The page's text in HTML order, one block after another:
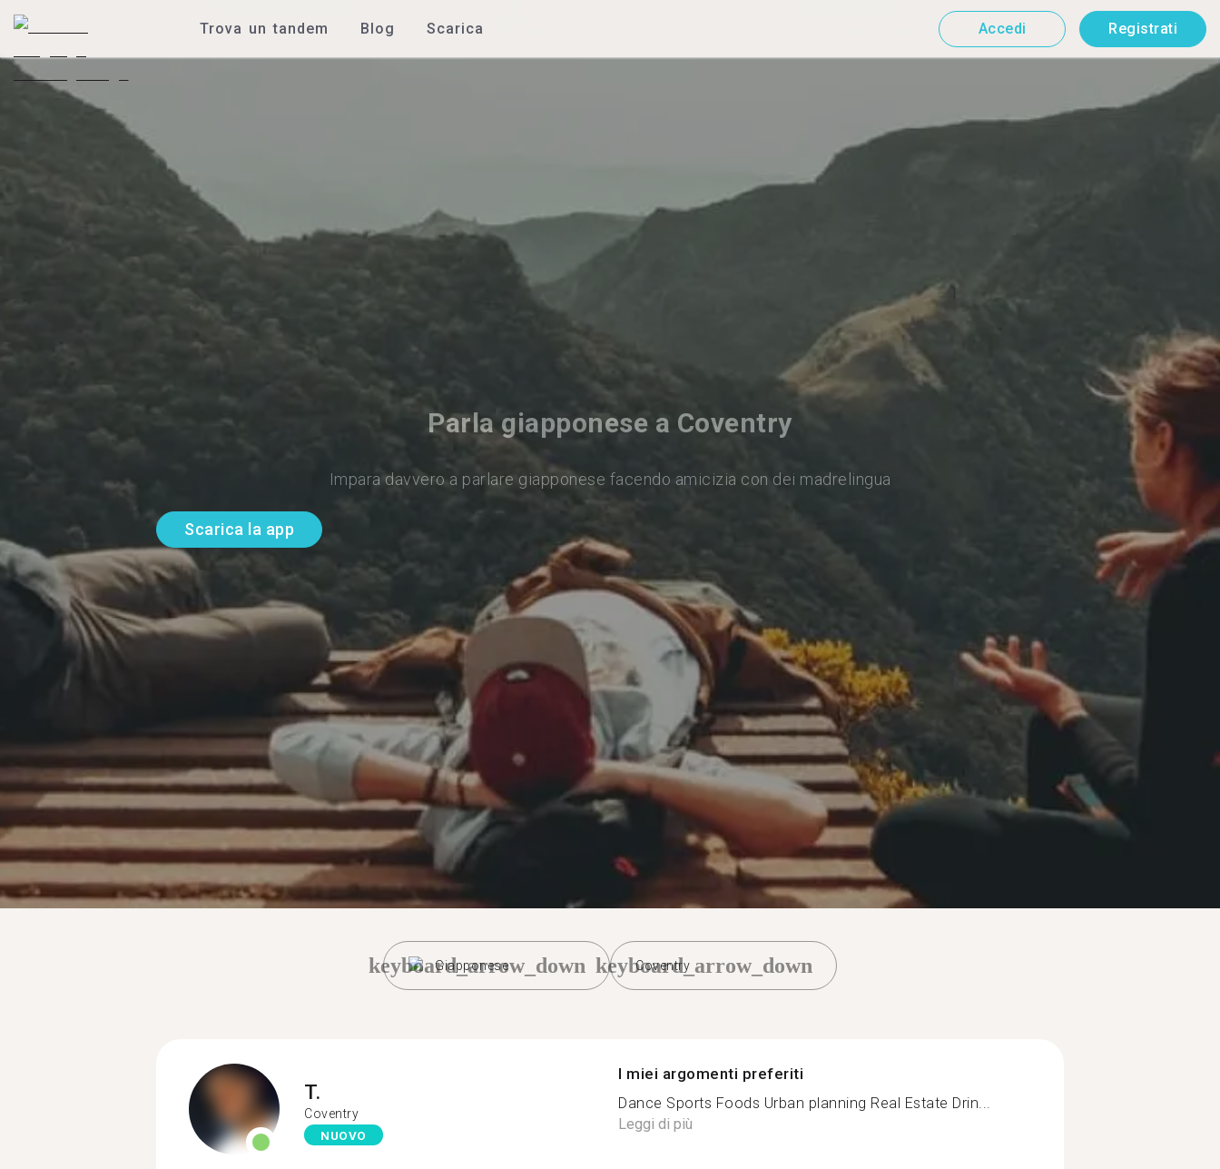
Trova un tandem Blog Scarica Accedi Registrati
Parla giapponese a Coventry
Impara davvero a parlare giapponese facendo amicizia con dei madrelingua
Scarica la app
Giapponese
keyboard_arrow_down Coventry
keyboard_arrow_down
T.
Coventry
NUOVO
I miei argomenti preferiti
Dance Sports Foods Urban planning Real Estate Drin...
Leggi di più